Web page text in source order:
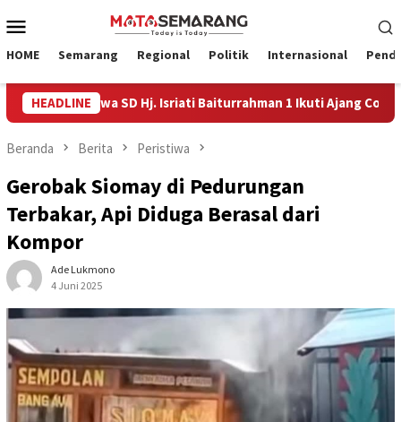
ke
Mobile
HOME Semarang Regional Politik Internasional
HEADLINE
Siswa SD Hj. Isriati Baiturrahman 1 Ikuti Ajang Coding
Beranda Berita Peristiwa
Gerobak Siomay di Pedurungan
Terbakar, Api Diduga Berasal dari
Kompor
Ade Lukmono
4 Juni 2025